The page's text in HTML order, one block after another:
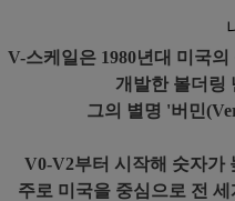
V-스케일은 1980년대 미국의
개발한 볼더링
그의 별명 '버민
V0-V2부터 시작해 숫자가
주로 미국을 중심으로 전